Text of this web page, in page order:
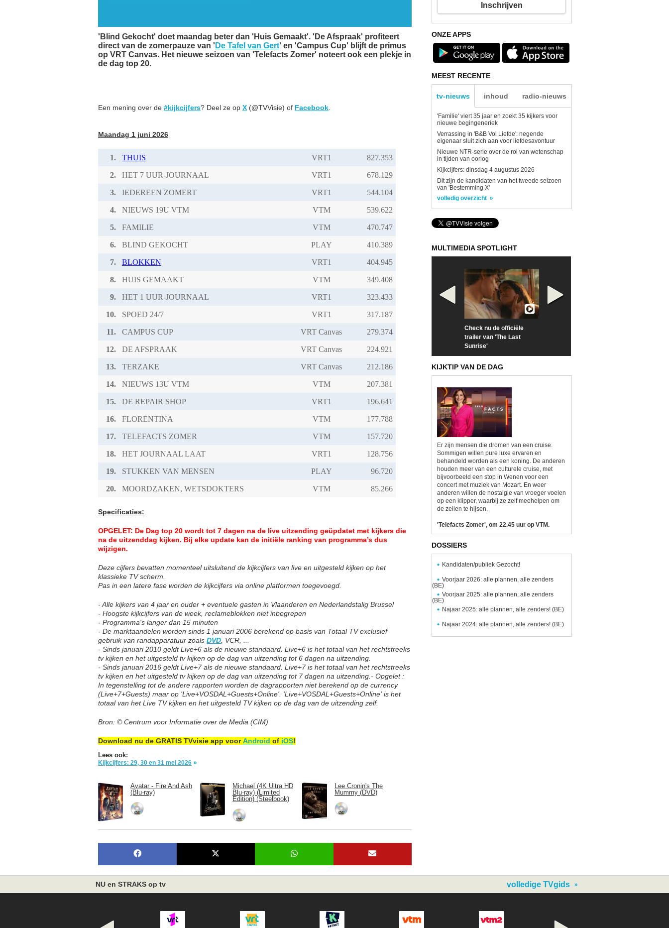
'Blind Gekocht' doet maandag beter dan 'Huis Gemaakt'. 'De Afspraak' profiteert
direct van de zomerpauze van ' De Tafel van Gert' en 'Campus Cup' blijft de primus
op VRT Canvas. Het nieuwe seizoen van 'Telefacts Zomer' noteert ook een plekje in
de dag top 20.
Een mening over de #kijkcijfers? Deel ze op X (@TVVisie) of Facebook
Maandag 1 juni 2026
1. THUIS VRT1
2. HET 7 UUR-JOURNAAL VRT1
3. IEDEREEN ZOMERT VRT1
4. NIEUWS 19U VTM VTM
5. FAMILIE VTM
6. BLIND GEKOCHT PLAY
7. BLOKKEN VRT1
8. HUIS GEMAAKT VTM
9. HET 1 UUR-JOURNAAL VRT1
10. SPOED 24/7 VRT1
11. CAMPUS CUP VRT Canvas
12. DE AFSPRAAK VRT Canvas
13. TERZAKE VRT Canvas
14. NIEUWS 13U VTM VTM
15. DE REPAIR SHOP VRT1
16. FLORENTINA VTM
17. TELEFACTS ZOMER VTM
18. HET JOURNAAL LAAT VRT1
19. STUKKEN VAN MENSEN PLAY
20. MOORDZAKEN, WETSDOKTERS VTM
Specificaties:
OPGELET: De Dag top 20 wordt tot 7 dagen na de live uitzending geüpdatet met kijkers die
na de uitzenddag kijken. Bij elke update kan de initiële ranking van programma’s dus
wijzigen.
Deze cijfers bevatten momenteel uitsluitend de kijkcijfers van live en uitgesteld kijken op het
klassieke TV scherm.
Pas in een latere fase worden de kijkcijfers via online platformen toegevoegd.
- Alle kijkers van 4 jaar en ouder + eventuele gasten in Vlaanderen en Nederlandstalig Brussel
- Hoogste kijkcijfers van de week, reclameblokken niet inbegrepen
- Programma's langer dan 15 minuten
- De marktaandelen worden sinds 1 januari 2006 berekend op basis van Totaal TV exclusief
gebruik van randapparatuur zoals DVD , VCR, ...
- Sinds januari 2010 geldt Live+6 als de nieuwe standaard. Live+6 is het totaal van het rechtstreeks
tv kijken en het uitgesteld tv kijken op de dag van uitzending tot 6 dagen na uitzending.
- Sinds januari 2016 geldt Live+7 als de nieuwe standaard. Live+7 is het totaal van het rechtstreeks
tv kijken en het uitgesteld tv kijken op de dag van uitzending tot 7 dagen na uitzending. - Opgelet :
In tegenstelling tot de andere rapporten worden de dagrapporten niet berekend op de currency
(Live+7+Guests) maar op 'Live+VOSDAL+Guests+Online'. 'Live+VOSDAL+Guests+Online' is het
totaal van het Live TV kijken en het uitgesteld TV kijken op de dag van de uitzending zelf.
Bron: © Centrum voor Informatie over de Media (CIM)
Download nu de GRATIS TVvisie app voorAndroid of iOS!
Lees ook:
Kijkcijfers: 29, 30 en 31 mei 2026
Avatar - Fire And Ash
(Blu-ray)
Michael (4K Ultra HD
Blu-ray) (Limited
Edition) (Steelbook)
Lee Cronin's The
Mummy (DVD)
Inschrijven
ONZE APPS
MEEST RECENTE
tv-nieuws inhoud radio-nieuws
'Familie' viert 35 jaar en zoekt 35 kijkers voor
nieuwe begingeneriek
Verrassing in 'B&B Vol Liefde': negende
eigenaar sluit zich aan voor liefdesavontuur
Nieuwe NTR-serie over de rol van wetenschap
in tijden van oorlog
Kijkcijfers: dinsdag 4 augustus 2026
Dit zijn de kandidaten van het tweede seizoen
van 'Bestemming X'
volledig overzicht
MULTIMEDIA SPOTLIGHT
Check nu de officiële
trailer van 'The Last
Sunrise'
KIJKTIP VAN DE DAG
Er zijn mensen die dromen van een cruise.
Sommigen willen pure luxe ervaren en
behandeld worden als een koning. De anderen
houden meer van een culturele cruise, met
bijvoorbeeld een stop in Wenen voor een
concert met muziek van Mozart. En weer
anderen willen de nostalgie van vroeger voelen
op een klipper, waarbij ze zelf meehelpen om
de zeilen te hijsen.
'Telefacts Zomer', om 22.45 uur op VTM.
DOSSIERS
Kandidaten/publiek Gezocht!
Voorjaar 2026: alle plannen, alle zenders
(BE)
Voorjaar 2025: alle plannen, alle zenders
(BE)
Najaar 2025: alle plannen, alle zenders! (BE)
Najaar 2024: alle plannen, alle zenders! (BE)
NU en STRAKS op tv volledige TVgids